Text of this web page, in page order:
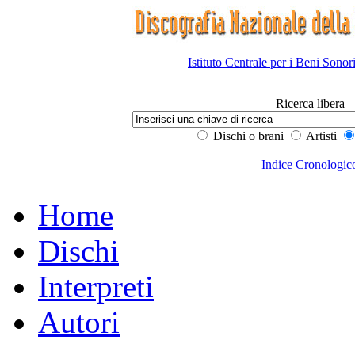
Istituto Centrale per i Beni
Ricerca libera
Dischi o brani Artisti
Indice
Home
Dischi
Interpreti
Autori